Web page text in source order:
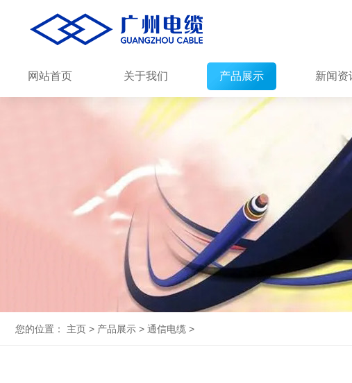
网站首页 关于我们 产品展示 新闻资
您的位置： 主页 > 产品展示 > 通信电缆 >